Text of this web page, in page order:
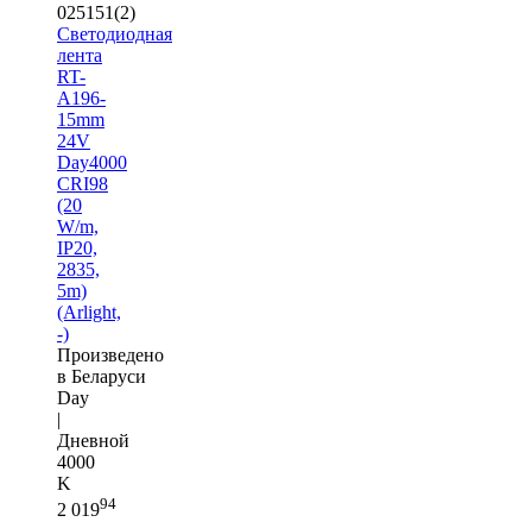
025151(2)
Светодиодная
лента
RT-
A196-
15mm
24V
Day4000
CRI98
(20
W/m,
IP20,
2835,
5m)
(Arlight,
-)
Произведено
в Беларуси
Day
|
Дневной
4000
K
2 01994